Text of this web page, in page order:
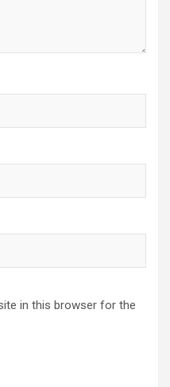
in this browser for the